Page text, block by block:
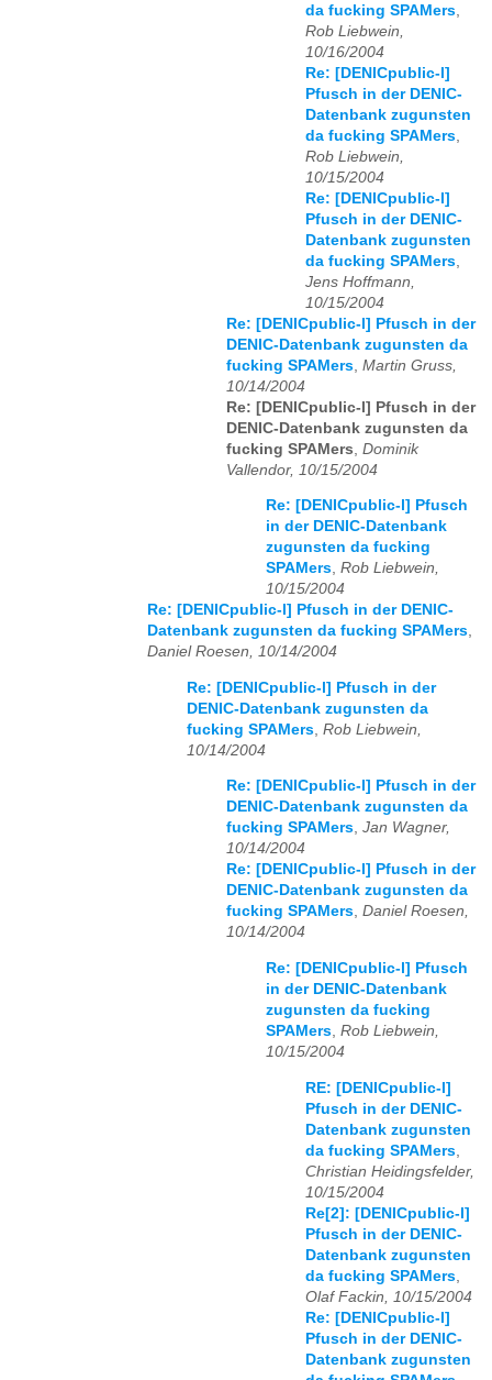
da fucking SPAMers
Rob Liebwein,
10/16/2004
Re: [DENICpublic-l]
Pfusch in der DENIC-
Datenbank zugunsten
da fucking SPAMers
Rob Liebwein,
10/15/2004
Re: [DENICpublic-l]
Pfusch in der DENIC-
Datenbank zugunsten
da fucking SPAMers
Jens Hoffmann,
10/15/2004
Re: [DENICpublic-l] Pfusch in der
DENIC-Datenbank zugunsten da
fucking SPAMers Martin Gruss,
10/14/2004
Re: [DENICpublic-l] Pfusch in der
DENIC-Datenbank zugunsten da
fucking SPAMers Dominik
Vallendor, 10/15/2004
Re: [DENICpublic-l] Pfusch
in der DENIC-Datenbank
zugunsten da fucking
SPAMers, Rob Liebwein,
10/15/2004
Re: [DENICpublic-l] Pfusch in der DENIC-
Datenbank zugunsten da fucking SPAMers,
Daniel Roesen, 10/14/2004
Re: [DENICpublic-l] Pfusch in der
DENIC-Datenbank zugunsten da
fucking SPAMers Rob Liebwein,
10/14/2004
Re: [DENICpublic-l] Pfusch in der
DENIC-Datenbank zugunsten da
fucking SPAMers, Jan Wagner,
10/14/2004
Re: [DENICpublic-l] Pfusch in der
DENIC-Datenbank zugunsten da
fucking SPAMers, Daniel Roesen,
10/14/2004
Re: [DENICpublic-l] Pfusch
in der DENIC-Datenbank
zugunsten da fucking
SPAMers Rob Liebwein,
10/15/2004
RE: [DENICpublic-l]
Pfusch in der DENIC-
Datenbank zugunsten
da fucking SPAMers
Christian Heidingsfelder,
10/15/2004
Re[2]: [DENICpublic-l]
Pfusch in der DENIC-
Datenbank zugunsten
da fucking SPAMers
Olaf Fackin, 10/15/2004
Re: [DENICpublic-l]
Pfusch in der DENIC-
Datenbank zugunsten